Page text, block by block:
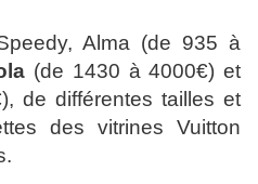
Alma (de 935 à
(de 1430 à 4000€) et
de différentes tailles et
des vitrines Vuitton